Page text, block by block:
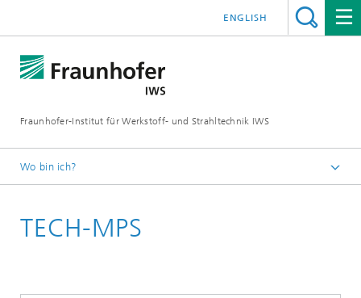
Fraunhofer-Institut für Werkstoff- und Strahltechnik IWS
ENGLISH
Wo bin ich?
Technologien und Kompetenzen
TECH-MPS